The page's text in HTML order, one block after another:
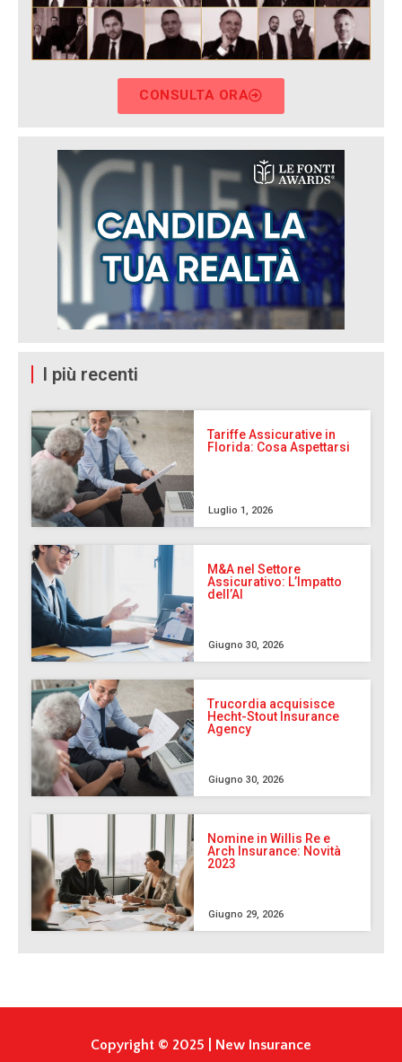
CONSULTA ORA
I più recenti
Tariffe Assicurative in
Florida: Cosa Aspettarsi
Luglio 1, 2026
M&A nel Settore
Assicurativo: L’Impatto
dell’AI
Giugno 30, 2026
Trucordia acquisisce
Hecht-Stout Insurance
Agency
Giugno 30, 2026
Nomine in Willis Re e
Arch Insurance: Novità
2023
Giugno 29, 2026
Copyright © 2025 | New Insurance